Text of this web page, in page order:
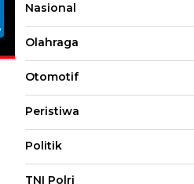
Nasional
Olahraga
Otomotif
Peristiwa
Politik
TNI Polri